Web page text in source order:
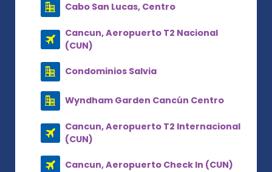
Cabo San Lucas, Centro
Cancun, Aeropuerto T2 Nacional
(CUN)
Condominios Salvia
Wyndham Garden Cancún Centro
Cancun, Aeropuerto T2 Internacional
(CUN)
Cancun, Aeropuerto Check In (CUN)